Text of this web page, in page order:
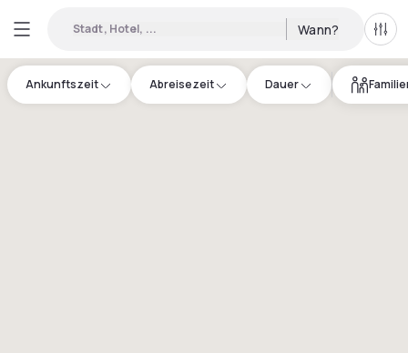
Stadt, Hotel, ... Wann? Alle
Ankunftszeit Abreisezeit Dauer